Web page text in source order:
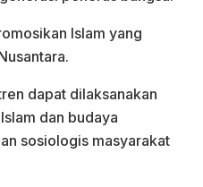
Islam yang
dapat dilaksanakan
dan budaya
sosiologis masyarakat